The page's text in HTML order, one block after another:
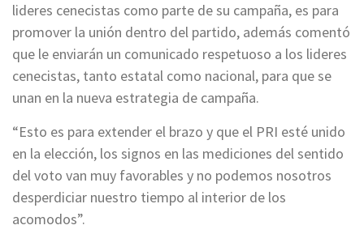
lideres cenecistas como parte de su campaña, es para
promover la unión dentro del partido, además comentó
que le enviarán un comunicado respetuoso a los lideres
cenecistas, tanto estatal como nacional, para que se
unan en la nueva estrategia de campaña.
“Esto es para extender el brazo y que el PRI esté unido
en la elección, los signos en las mediciones del sentido
del voto van muy favorables y no podemos nosotros
desperdiciar nuestro tiempo al interior de los
acomodos”.